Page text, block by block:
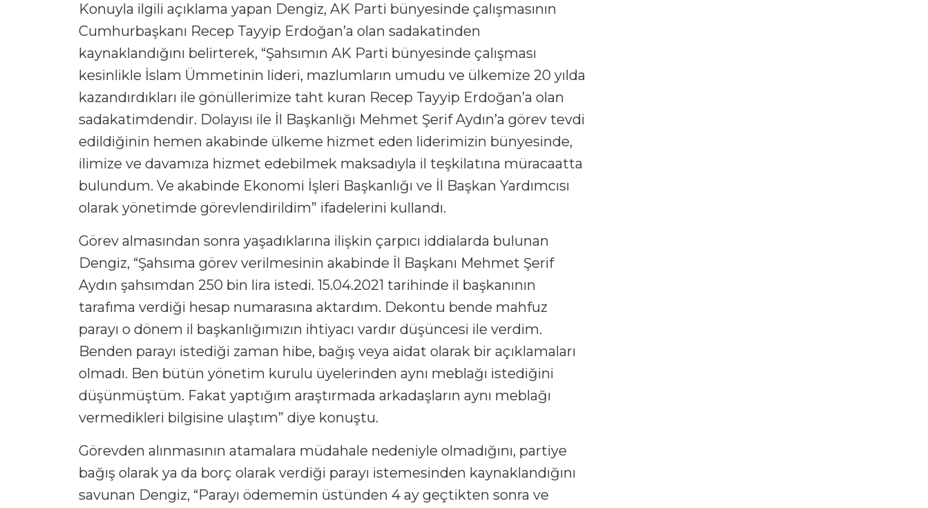
Konuyla ilgili açıklama yapan Dengiz, AK Parti bünyesinde çalışmasının
Cumhurbaşkanı Recep Tayyip Erdoğan’a olan sadakatinden
kaynaklandığını belirterek, “Şahsımın AK Parti bünyesinde çalışması
kesinlikle İslam Ümmetinin lideri, mazlumların umudu ve ülkemize 20 yılda
kazandırdıkları ile gönüllerimize taht kuran Recep Tayyip Erdoğan’a olan
sadakatimdendir. Dolayısı ile İl Başkanlığı Mehmet Şerif Aydın’a görev tevdi
edildiğinin hemen akabinde ülkeme hizmet eden liderimizin bünyesinde,
ilimize ve davamıza hizmet edebilmek maksadıyla il teşkilatına müracaatta
bulundum. Ve akabinde Ekonomi İşleri Başkanlığı ve İl Başkan Yardımcısı
olarak yönetimde görevlendirildim” ifadelerini kullandı.
Görev almasından sonra yaşadıklarına ilişkin çarpıcı iddialarda bulunan
Dengiz, “Şahsıma görev verilmesinin akabinde İl Başkanı Mehmet Şerif
Aydın şahsımdan 250 bin lira istedi. 15.04.2021 tarihinde il başkanının
tarafıma verdiği hesap numarasına aktardım. Dekontu bende mahfuz
parayı o dönem il başkanlığımızın ihtiyacı vardır düşüncesi ile verdim.
Benden parayı istediği zaman hibe, bağış veya aidat olarak bir açıklamaları
olmadı. Ben bütün yönetim kurulu üyelerinden aynı meblağı istediğini
düşünmüştüm. Fakat yaptığım araştırmada arkadaşların aynı meblağı
vermedikleri bilgisine ulaştım” diye konuştu.
Görevden alınmasının atamalara müdahale nedeniyle olmadığını, partiye
bağış olarak ya da borç olarak verdiği parayı istemesinden kaynaklandığını
savunan Dengiz, “Parayı ödememin üstünden 4 ay geçtikten sonra ve